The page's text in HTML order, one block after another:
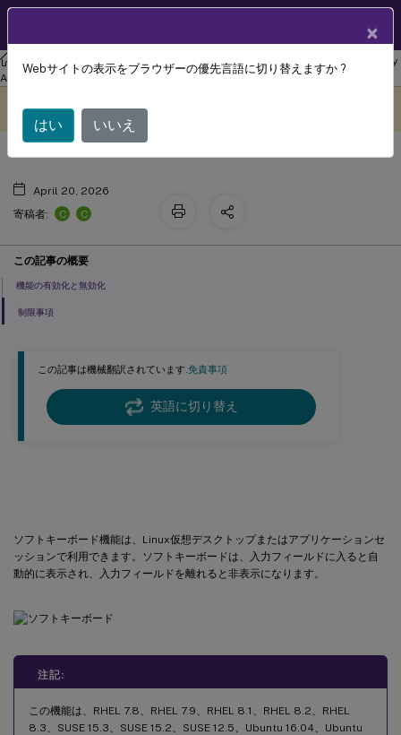
リナックス バーチャル デリバリー エージェント
Linux Virtual Delivery
Agent 2201
この記事は機械翻訳されています.免責事項
英語に切り替え
ソフトキーボード機能は、Linux仮想デスクトップまたはアプリケーションセ
ッションで利用できます。ソフトキーボードは、入力フィールドに入ると自
動的に表示され、入力フィールドを離れると非表示になります。
注記:
この機能は、RHEL 7.8、RHEL 7.9、RHEL 8.1、RHEL 8.2、RHEL
8.3、SUSE 15.3、SUSE 15.2、SUSE 12.5、Ubuntu 16.04、Ubuntu
翻訳されています。
ソフトキーボード
April 20, 2026
寄稿者:
C C
この記事の概要
機能の有効化と無効化
制限事項
×
Webサイトの表示をブラウザーの優先言語に切り替えますか ?
はい いいえ